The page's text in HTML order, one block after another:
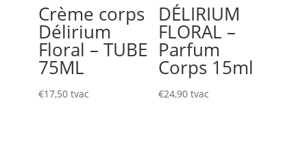
Crème corps
Délirium
Floral – TUBE
75ML
€17,50 tvac
DÉLIRIUM
FLORAL –
Parfum
Corps 15ml
€24,90 tvac